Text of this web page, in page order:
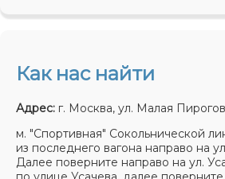
Как нас найти
Адрес: г. Москва, ул. Малая
м. "Спортивная" Сокольнической
из последнего вагона направо на
Далее поверните направо на ул.